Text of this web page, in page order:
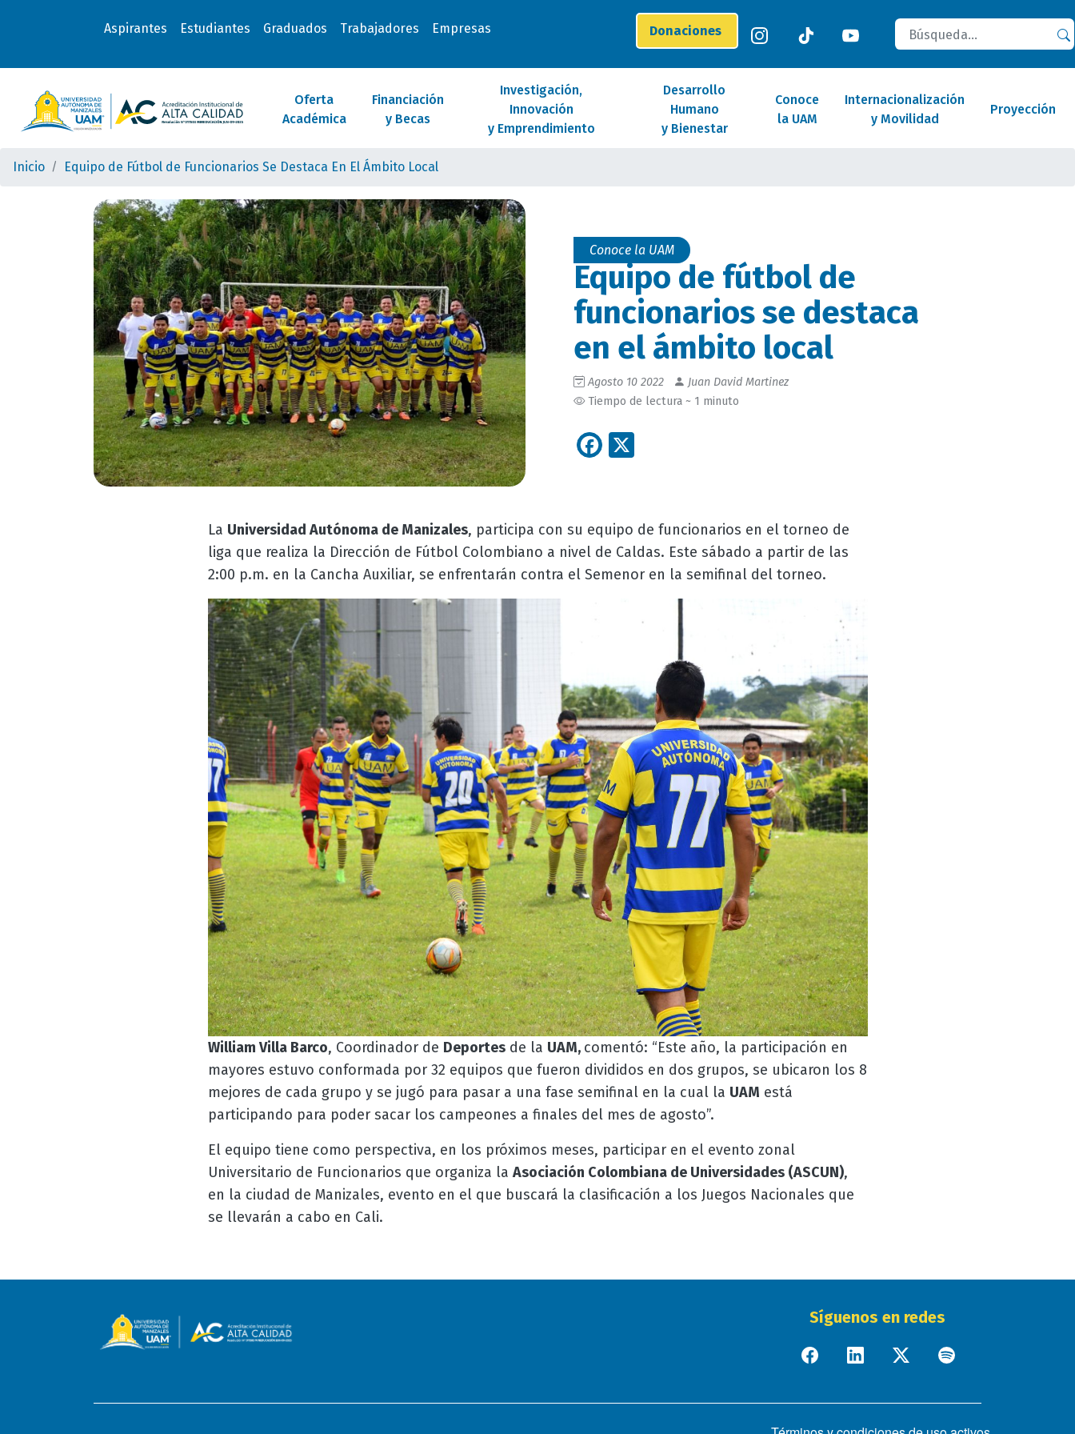
Aspirantes Estudiantes Graduados Trabajadores Empresas Donaciones
Buscar
Oferta
Académica
Financiación
y Becas
Investigación,
Innovación
y Emprendimiento
Desarrollo
Humano
y Bienestar
Conoce
la UAM
Internacionalización
y Movilidad
Proyección
Inicio Equipo de Fútbol de Funcionarios Se Destaca En El Ámbito Local
Conoce la UAM
Equipo de fútbol de
funcionarios se destaca
en el ámbito local
Agosto 10 2022
Juan David Martinez
Tiempo de lectura ~ 1 minuto
Facebook
La Universidad Autónoma de Manizales, participa con su equipo de funcionarios en el torneo de
liga que realiza la Dirección de Fútbol Colombiano a nivel de Caldas. Este sábado a partir de las
2:00 p.m. en la Cancha Auxiliar, se enfrentarán contra el Semenor en la semifinal del torneo.
William Villa Barco, Coordinador de Deportesde la UAM, comentó: “Este año, la participación en
mayores estuvo conformada por 32 equipos que fueron divididos en dos grupos, se ubicaron los 8
mejores de cada grupo y se jugó para pasar a una fase semifinal en la cual la UAM está
participando para poder sacar los campeones a finales del mes de agosto”.
El equipo tiene como perspectiva, en los próximos meses, participar en el evento zonal
Universitario de Funcionarios que organiza la Asociación Colombiana de Universidades (ASCUN),
en la ciudad de Manizales, evento en el que buscará la clasificación a los Juegos Nacionales que
se llevarán a cabo en Cali.
Síguenos en redes